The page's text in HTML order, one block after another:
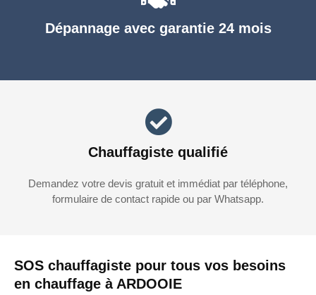
SOS chauffagiste pour tous vos besoins
en chauffage à ARDOOIE
Dépannage avec garantie 24 mois
Chauffagiste qualifié
Demandez votre devis gratuit et immédiat par téléphone,
formulaire de contact rapide ou par Whatsapp.